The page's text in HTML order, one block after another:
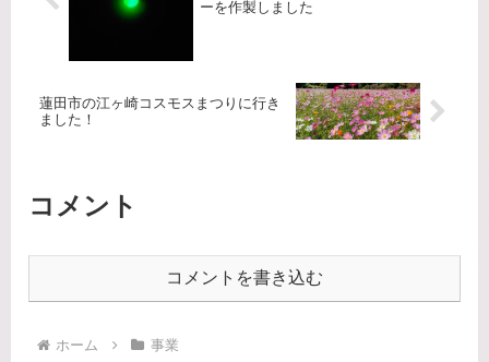
ーを作製しました
蓮田市の江ヶ崎コスモスまつりに行き
ました！
コメント
コメントを書き込む
ホーム 事業